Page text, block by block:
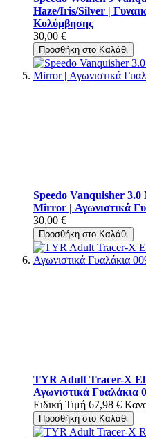
Haze/Iris/Silver |
Κολύμβησης
30,00 €
Προσθήκη στο Καλάθι
Speedo Vanquisher
Mirror | Αγωνιστικά
30,00 €
Προσθήκη στο Καλάθι
TYR Adult Tracer-X
Αγωνιστικά Γυαλάκια
Ειδική Τιμή 67,98 €
Προσθήκη στο Καλάθι